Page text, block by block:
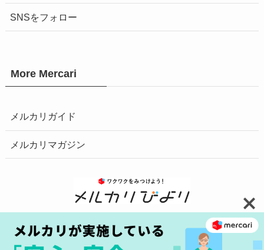
SNSをフォロー
More Mercari
メルカリガイド
メルカリマガジン
お問い合わせ 安心・安全の取り組みへ プライバシーポリシー